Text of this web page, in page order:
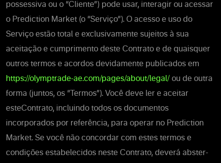
possessiva ou o “Cliente”) pode usar, interagir ou acessar
o Prediction Market (o “Serviço”). O acesso e uso do
Serviço estão total e exclusivamente sujeitos à sua
aceitação e cumprimento deste Contrato e de quaisquer
outros termos e acordos devidamente publicados em
https://olymptrade-ae.com/pages/about/legal/ ou de outra
forma (juntos, os “Termos”). Você deve ler e aceitar
esteContrato, incluindo todos os documentos
incorporados por referência, para operar no Prediction
Market. Se você não concordar com estes termos e
condições estabelecidos neste Contrato, deverá abster-